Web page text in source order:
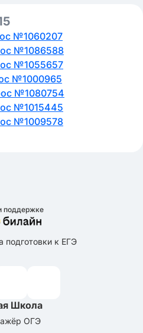
№1060207
№1086588
№1055657
№1000965
№1080754
№1015445
№1009578
поддержке
подготовки к ЕГЭ
Школа
ОГЭ